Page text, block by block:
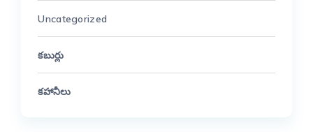
Uncategorized
కబుర్లు
కహానీలు